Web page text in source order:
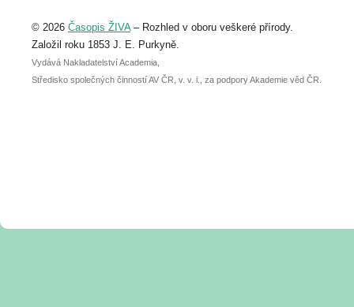
abstraktu přihlášené přednášky nebo
posteru je už 30. června.
© 2026 Časopis ŽIVA– Rozhled v oboru veškeré přírody.
Založil roku 1853 J. E. Purkyně.
Vydává Nakladatelství Academia,
Středisko společných činností AV ČR, v. v. i., za podpory Akademie věd ČR.